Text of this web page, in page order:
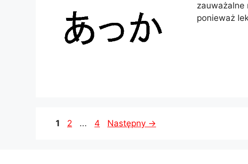
zauważalne
ponieważ
Strona
1 Strona
2 ... Strona
4 Następny →